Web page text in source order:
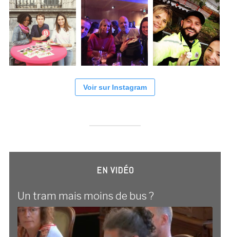
Voir sur Instagram
EN VIDÉO
Un tram mais moins de bus ?